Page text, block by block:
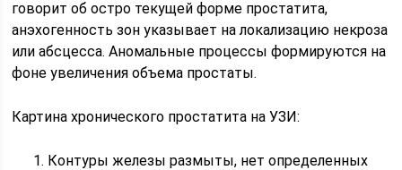
говорит об остро текущей форме простатита,
анэхогенность зон указывает на локализацию некроза
или абсцесса. Аномальные процессы формируются на
фоне увеличения объема простаты.
Картина хронического простатита на УЗИ:
Контуры железы размыты, нет определенных